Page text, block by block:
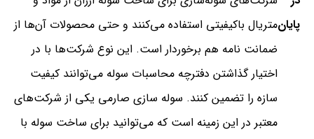
پایانمتریال باکیفیتی استفاده می‌کنند و حتی محصولات آن‌ها از
ضمانت نامه هم برخوردار است. این نوع شرکت‌ها با در
اختیار گذاشتن دفترچه محاسبات سوله می‌توانند کیفیت
سازه را تضمین کنند. سوله سازی صارمی یکی از شرکت‌های
معتبر در این زمینه است که می‌توانید برای ساخت سوله با